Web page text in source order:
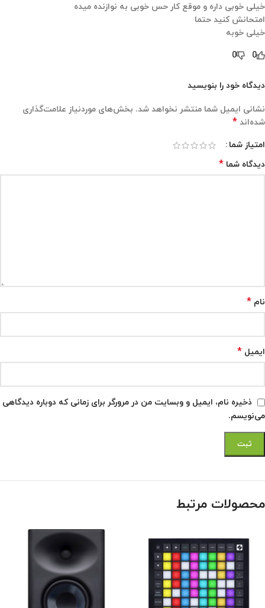
خیلی خوبی داره و موقع کار حس خوبی به نوازنده میده
امتحانش کنید حتما
خیلی خوبه
0
0
دیدگاه خود را بنویسید
نشانی ایمیل شما منتشر نخواهد شد. بخش‌های موردنیاز علامت‌گذاری
شده‌اند *
امتیاز شما
دیدگاه شما *
نام *
ایمیل *
ذخیره نام، ایمیل و وبسایت من در مرورگر برای زمانی که دوباره دیدگاهی
می‌نویسم.
محصولات مرتبط